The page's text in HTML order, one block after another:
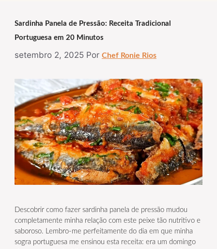
Sardinha Panela de Pressão: Receita Tradicional
Portuguesa em 20 Minutos
setembro 2, 2025 Por Chef Ronie Rios
Descobrir como fazer sardinha panela de pressão mudou
completamente minha relação com este peixe tão nutritivo e
saboroso. Lembro-me perfeitamente do dia em que minha
sogra portuguesa me ensinou esta receita: era um domingo